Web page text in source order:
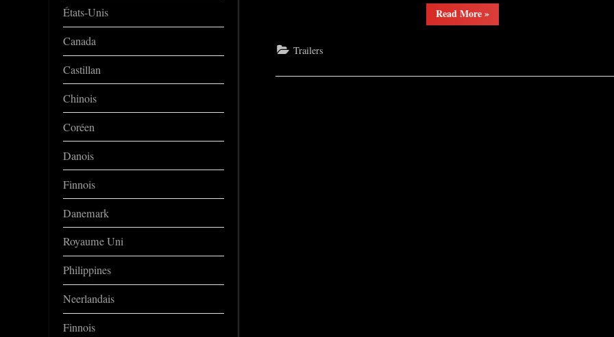
Read More“El
Infierno”
»
Trailers
États-Unis
Canada
Castillan
Chinois
Coréen
Danois
Finnois
Danemark
Royaume Uni
Philippines
Neerlandais
Finnois